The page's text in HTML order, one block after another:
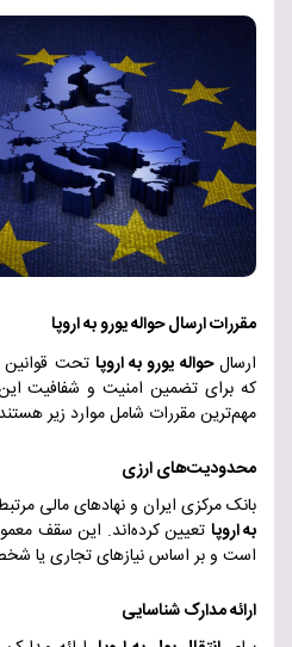
مقررات ارسال حواله یورو به اروپا
ارسالحواله یورو به اروپا تحت
که برای تضمین امنیت و شفافیت
مهم‌ترین مقررات شامل موارد زیر هستند
محدودیت‌های ارزی
بانک مرکزی ایران و نهادهای مالی
به اروپا تعیین کرده‌اند. این سقف
است و بر اساس نیازهای تجاری یا
ارائه مدارک شناسایی